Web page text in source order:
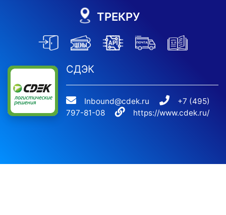
ТРЕКРУ
СДЭК
Inbound@cdek.ru
+7 (495)
797-81-08
https://www.cdek.ru/